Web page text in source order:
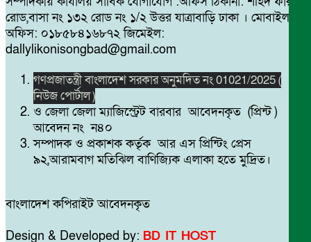
রোড,বাসা নং ১৩২ রোড নং ১/২ উত্তর যাত্রাবাড়ি ঢাকা । মোবাইল
অফিস: ০১৮৫৮৪১৬৮৭২ জিমেইল:
dallylikonisongbad@gmail.com
গণপ্রজাতন্ত্রী বাংলাদেশ সরকার অনুমদিত নং 01021/2025 (
নিউজ পোর্টাল )
ও জেলা জেলা ম্যাজিস্ট্রেট বারবার আবেদনকৃত (প্রিন্ট )
আবেদন নং ন৪০
সম্পাদক ও প্রকাশক কর্তৃক আর এস প্রিন্টিং প্রেস
৯২,আরামবাগ মতিঝিল বাণিজ্যিক এলাকা হতে মুদ্রিত।
বাংলাদেশ কপিরাইট আবেদনকৃত
Design & Developed by: BD IT HOST